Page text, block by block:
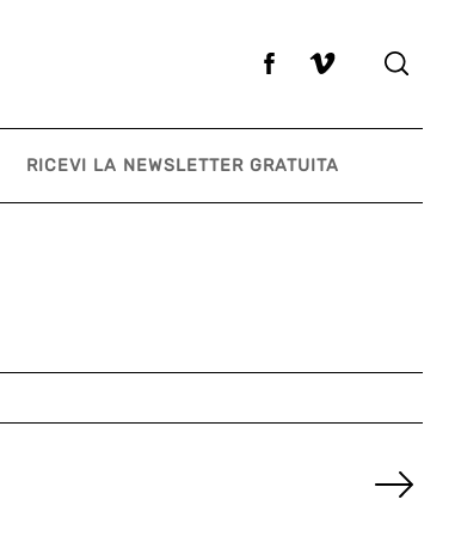
RICEVI LA NEWSLETTER GRATUITA